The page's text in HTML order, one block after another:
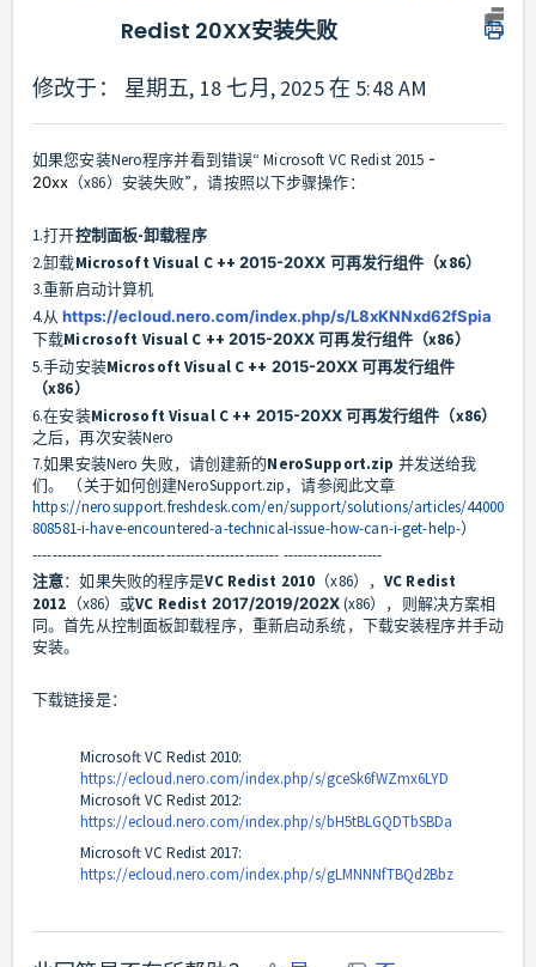
Redist 20XX安装失败
修改于： 星期五, 18 七月, 2025 在 5:48 AM
如果您安装Nero程序并看到错误“ Microsoft VC Redist 2015 -
20xx （x86）安装失败”，请按照以下步骤操作：
1.打开控制面板-卸载程序
2.卸载Microsoft Visual C ++2015-20XX 可再发行组件（x86）
3.重新启动计算机
4.从 https://ecloud.nero.com/index.php/s/L8xKNNxd62fSpia
下载Microsoft Visual C ++2015-20XX可再发行组件（x86）
5.手动安装Microsoft Visual C ++ 2015-20XX可再发行组件
（x86）
6.在安装Microsoft Visual C ++ 2015-20XX可再发行组件（x86）
之后，再次安装Nero
7.如果安装Nero 失败，请创建新的NeroSupport.zip 并发送给我
们。 （关于如何创建NeroSupport.zip，请参阅此文章
https://nerosupport.freshdesk.com/en/support/solutions/articles/44000
808581-i-have-encountered-a-technical-issue-how-can-i-get-help-）
-------------------------------------------------- --------------------
注意：如果失败的程序是VC Redist 2010 （x86），VC Redist
2012 （x86）或VC Redist 2017/2019/202X (x86），则解决方案相
同。首先从控制面板卸载程序，重新启动系统，下载安装程序并手动
安装。
下载链接是：
Microsoft VC Redist 2010:
https://ecloud.nero.com/index.php/s/gceSk6fWZmx6LYD
Microsoft VC Redist 2012:
https://ecloud.nero.com/index.php/s/bH5tBLGQDTbSBDa
Microsoft VC Redist 2017:
https://ecloud.nero.com/index.php/s/gLMNNNfTBQd2Bbz